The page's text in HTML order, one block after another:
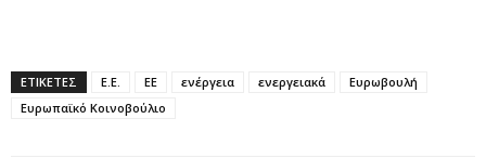
ΕΤΙΚΕΤΕΣ Ε.Ε. ΕΕ ενέργεια ενεργειακά
Ευρωβουλή
Ευρωπαϊκό Κοινοβούλιο